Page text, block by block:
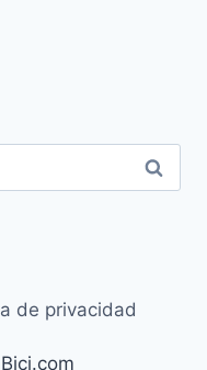
de privacidad